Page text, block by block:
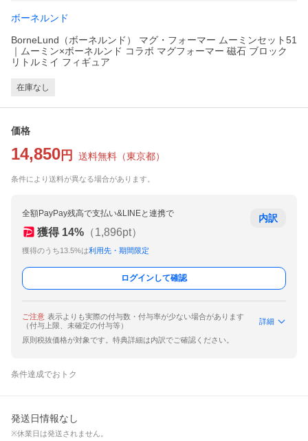
ボーネルンド
BorneLund（ボーネルンド） マグ・フォーマー ムーミンセット51
｜ムーミン×ボーネルンド コラボ マグフォーマー 磁石 ブロック
リトルミイ フィギュア
在庫なし
価格
14,850 円 送料無料 （東京都）
条件により送料が異なる場合があります。
全額PayPay残高で支払い&LINEと連携で
獲得 14% （1,896pt）
獲得のうち13.5%は利用先・期間限定
内訳
ログインして確認
ご注意 表示よりも実際の付与数・付与率が少ない場合があります
（付与上限、未確定の付与等）
詳細
原則税抜価格が対象です。特典詳細は内訳でご確認ください。
条件達成でおトク
発送日情報なし
※休業日は発送されません。